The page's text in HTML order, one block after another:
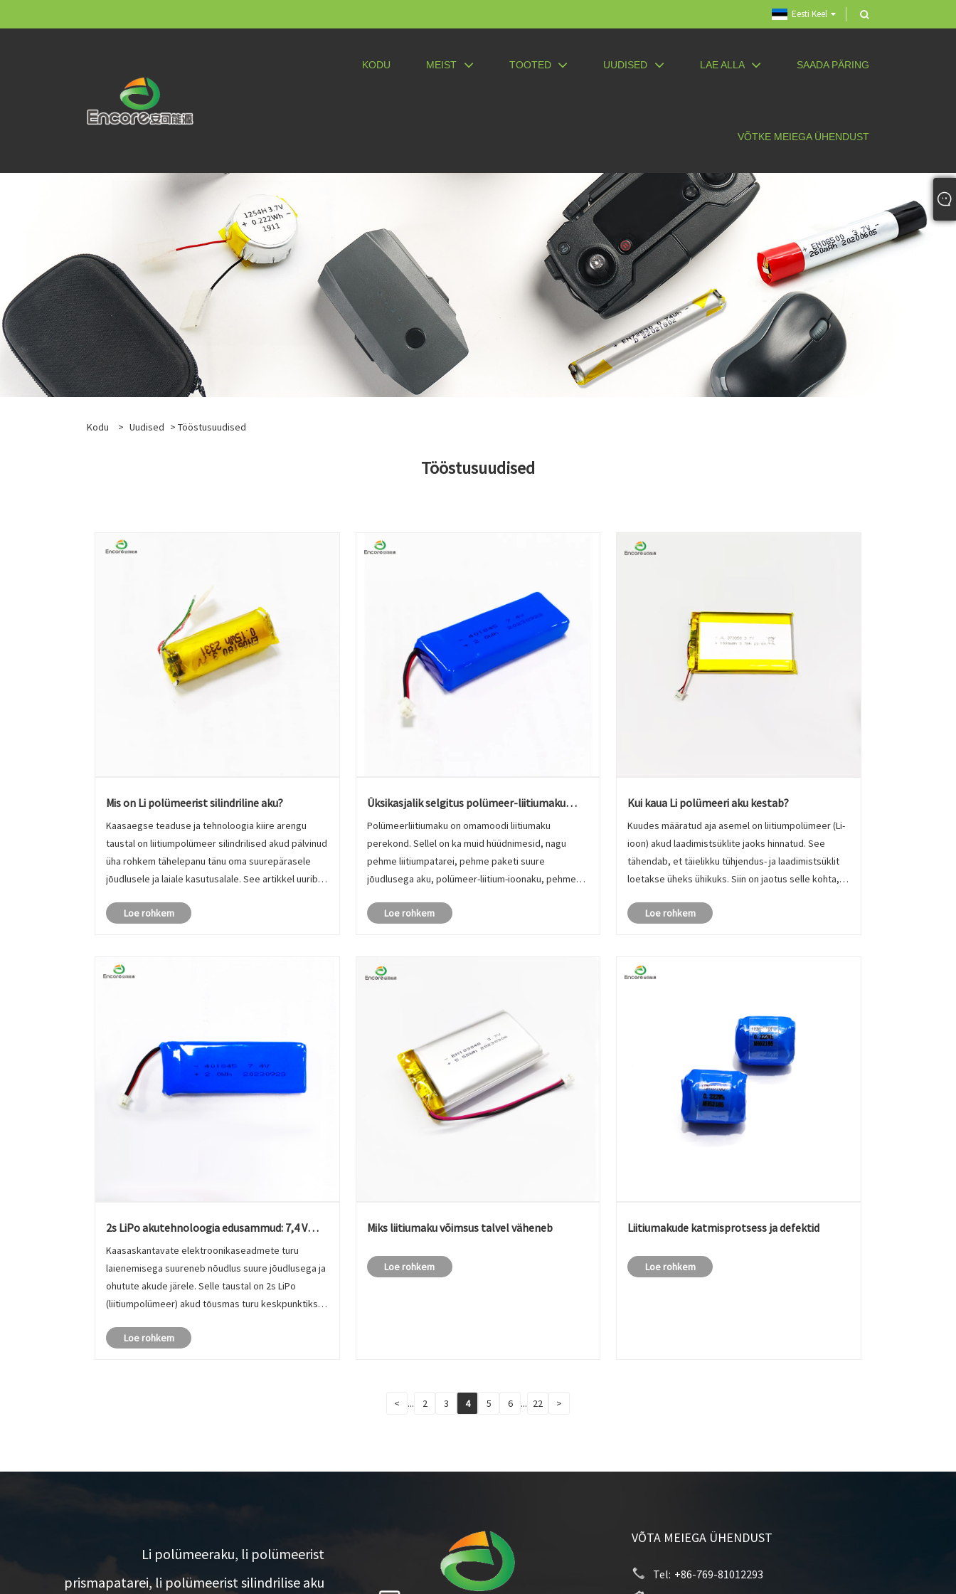
Eesti Keel
KODU MEIST TOOTED UUDISED LAE ALLA SAADA PÄRING
VÕTKE MEIEGA ÜHENDUST
Kodu > Uudised > Tööstusuudised
Tööstusuudised
Mis on Li polümeerist silindriline aku?
​Kaasaegse teaduse ja tehnoloogia kiire arengu
taustal on liitiumpolümeer silindrilised akud pälvinud
üha rohkem tähelepanu tänu oma suurepärasele
jõudlusele ja laiale kasutusalale. See artikkel uurib
põhikontseptsioone, struktuuriomadusi, eeliseid ja
Loe rohkem
Üksikasjalik selgitus polümeer-liitiumaku
Polümeerliitiumaku on omamoodi liitiumaku
perekond. Sellel on ka muid hüüdnimesid, nagu
pehme liitiumpatarei, pehme paketi suure
jõudlusega aku, polümeer-liitium-ioonaku, pehme
paljud sõbrad veidi segadusse. Allpool tutvustame
Loe rohkem
Kui kaua Li polümeeri aku kestab?
Kuudes määratud aja asemel on liitiumpolümeer (Li-
ioon) akud laadimistsüklite jaoks hinnatud. See
tähendab, et täielikku tühjendus- ja laadimistsüklit
loetakse üheks ühikuks. Siin on jaotus selle kohta,
Loe rohkem
2s LiPo akutehnoloogia edusammud: 7,4 V
Kaasaskantavate elektroonikaseadmete turu
laienemisega suureneb nõudlus suure jõudlusega ja
ohutute akude järele. Selle taustal on 2s LiPo
(liitiumpolümeer) akud tõusmas turu keskpunktiks
kasutusvalikule. Täpsemalt on 7,4 V 2s LiPo akud
Loe rohkem
Miks liitiumaku võimsus talvel väheneb
Loe rohkem
Liitiumakude katmisprotsess ja defektid
Loe rohkem
< ... 2 3 4 5 6 ... 22 >
Li polümeeraku, li polümeerist
prismapatarei, li polümeerist silindrilise aku
VÕTA MEIEGA ÜHENDUST
Tel: +86-769-81012293